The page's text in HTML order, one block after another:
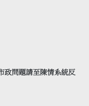
政問題請至陳情系統反